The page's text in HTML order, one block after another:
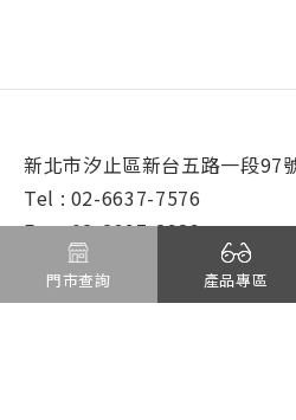
新北市汐止區新台五路一段97
Tel : 02-6637-7576
Fax : 02-2697-2989
E-mail :
門市查詢 產品專區